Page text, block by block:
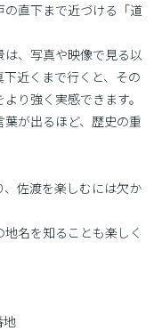
直下まで近づける「道
、写真や映像で見る以
近くまで行くと、その
り強く実感できます。
が出るほど、歴史の重
佐渡を楽しむには欠か
名を知ることも楽しく
地